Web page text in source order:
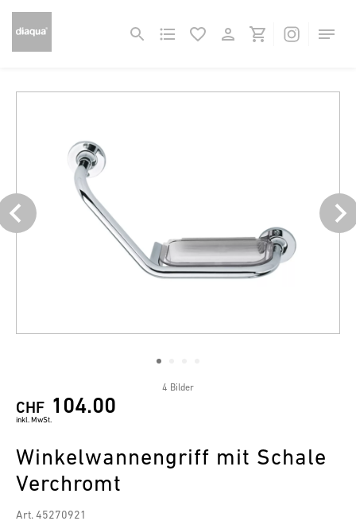
4 Bilder
CHF 104.00
inkl. MwSt.
Winkelwannengriff mit Schale
Verchromt
Art. 45270921